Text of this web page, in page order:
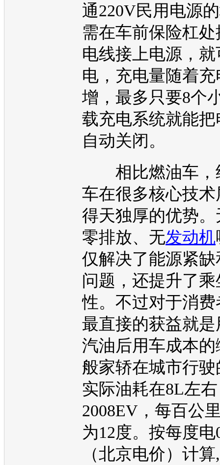
通220V民用电源
需在车前保险杠
电线接上电源，
电，充电量随着
增，最多只要8个
载充电系统就能
自动关闭。
相比燃油车，
车在很多核心技
得天独厚的优势
零排放、无发动机
仅解决了能源紧缺
问题，还提升了
性。不过对于消
最直接的获益就
汽油后用车成本
般家轿在城市行
实际油耗在8L左
2008EV ，每百公
为12度。按每度电
（北京电价）计